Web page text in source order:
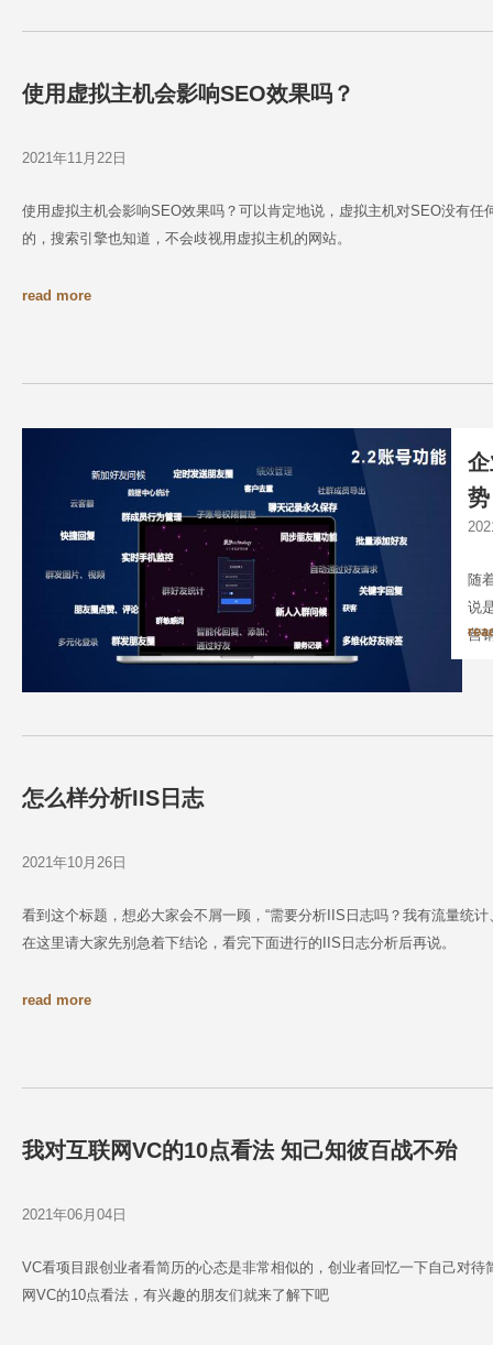
使用虚拟主机会影响SEO效果吗？
2021年11月22日
使用虚拟主机会影响SEO效果吗？可以肯定地说，虚拟主机对SEO没有
的，搜索引擎也知道，不会歧视用虚拟主机的网站。
read more
随
说
营
怎么样分析IIS日志
2021年10月26日
看到这个标题，想必大家会不屑一顾，“需要分析IIS日志吗？我有流量统
在这里请大家先别急着下结论，看完下面进行的IIS日志分析后再说。
read more
我对互联网VC的10点看法 知己知彼百战不殆
2021年06月04日
VC看项目跟创业者看简历的心态是非常相似的，创业者回忆一下自己对
网VC的10点看法，有兴趣的朋友们就来了解下吧